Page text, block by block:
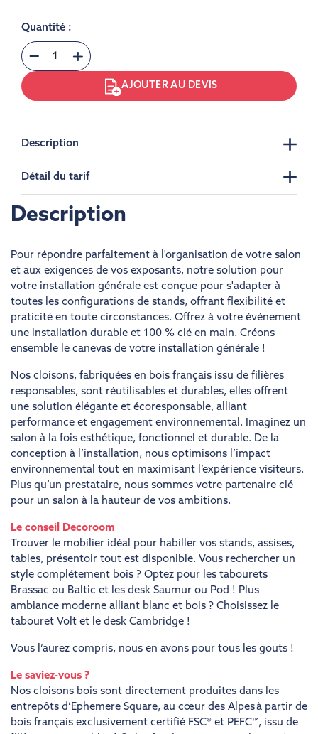
Quantité :
AJOUTER AU DEVIS
Description
Détail du tarif
Description
Pour répondre parfaitement à l'organisation de votre salon
et aux exigences de vos exposants, notre solution pour
votre installation générale est conçue pour s'adapter à
toutes les configurations de stands, offrant flexibilité et
praticité en toute circonstances. Offrez à votre événement
une installation durable et 100 % clé en main. Créons
ensemble le canevas de votre installation générale !
Nos cloisons, fabriquées en bois français issu de filières
responsables, sont réutilisables et durables, elles offrent
une solution élégante et écoresponsable, alliant
performance et engagement environnemental. Imaginez un
salon à la fois esthétique, fonctionnel et durable. De la
conception à l’installation, nous optimisons l’impact
environnemental tout en maximisant l’expérience visiteurs.
Plus qu’un prestataire, nous sommes votre partenaire clé
pour un salon à la hauteur de vos ambitions.
Le conseil Decoroom
Trouver le mobilier idéal pour habiller vos stands, assises,
tables, présentoir tout est disponible. Vous rechercher un
style complétement bois ? Optez pour les tabourets
Brassac ou Baltic et les desk Saumur ou Pod ! Plus
ambiance moderne alliant blanc et bois ? Choisissez le
tabouret Volt et le desk Cambridge !
Vous l’aurez compris, nous en avons pour tous les gouts !
Le saviez-vous ?
Nos cloisons bois sont directement produites dans les
entrepôts d’Ephemere Square, au cœur des Alpes à partir de
bois français exclusivement certifié FSC® et PEFC™, issu de